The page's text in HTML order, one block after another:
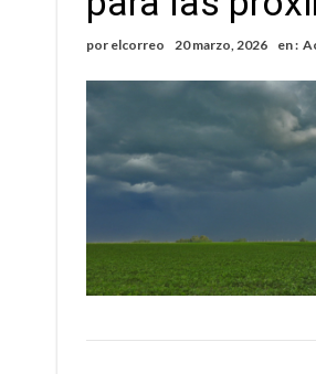
¿Llega un
por elcorreo 20 marzo, 2026 en :